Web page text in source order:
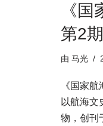
《
第2
由 马光
《国家
以航海文
物，创刊